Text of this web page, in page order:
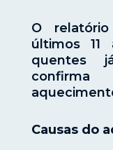
O
últimos 11
quentes
Causas do